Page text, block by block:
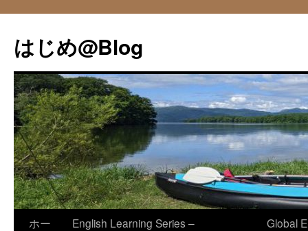
テ
ン
へ
ス
キ
ッ
プ
はじめ@Blog
ホー
English Learning Series –
Global